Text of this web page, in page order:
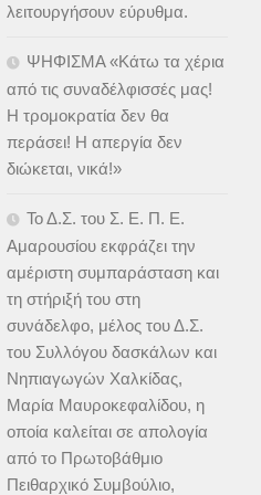
λειτουργήσουν εύρυθμα.
ΨΗΦΙΣΜΑ «Κάτω τα χέρια
από τις συναδέλφισσές μας!
Η τρομοκρατία δεν θα
περάσει! Η απεργία δεν
διώκεται, νικά!»
Το Δ.Σ. του Σ. Ε. Π. Ε.
Αμαρουσίου εκφράζει την
αμέριστη συμπαράσταση και
τη στήριξή του στη
συνάδελφο, μέλος του Δ.Σ.
του Συλλόγου δασκάλων και
Νηπιαγωγών Χαλκίδας,
Μαρία Μαυροκεφαλίδου, η
οποία καλείται σε απολογία
από το Πρωτοβάθμιο
Πειθαρχικό Συμβούλιο,